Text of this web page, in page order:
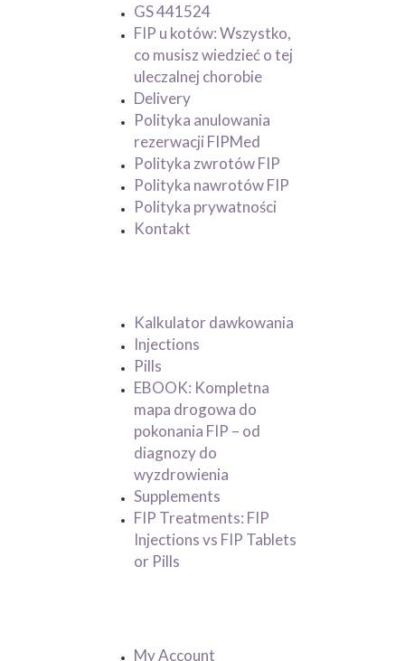
GS 441524
FIP u kotów: Wszystko,
co musisz wiedzieć o tej
uleczalnej chorobie
Delivery
Polityka anulowania
rezerwacji FIPMed
Polityka zwrotów FIP
Polityka nawrotów FIP
Polityka prywatności
Kontakt
Kalkulator dawkowania
Injections
Pills
EBOOK: Kompletna
mapa drogowa do
pokonania FIP – od
diagnozy do
wyzdrowienia
Supplements
FIP Treatments: FIP
Injections vs FIP Tablets
or Pills
My Account